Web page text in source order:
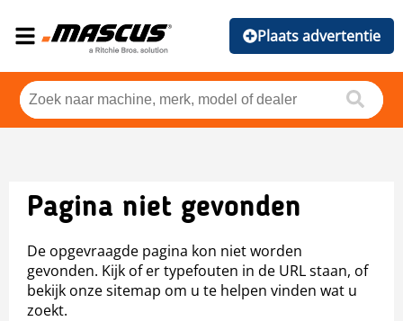
Plaats advertentie
Pagina niet gevonden
De opgevraagde pagina kon niet worden
gevonden. Kijk of er typefouten in de URL staan, of
bekijk onze sitemap om u te helpen vinden wat u
zoekt.